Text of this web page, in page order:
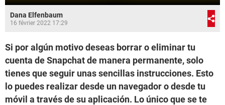
Dana Elfenbaum
16 février 2022 17:29
Si por algún motivo deseas borrar o eliminar tu
cuenta de Snapchat de manera permanente, solo
tienes que seguir unas sencillas instrucciones. Esto
lo puedes realizar desde un navegador o desde tu
móvil a través de su aplicación. Lo único que se te